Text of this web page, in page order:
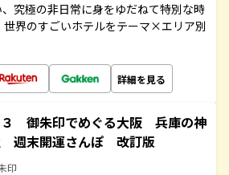
究極の非日常に身をゆだねて特別な時
世界のすごいホテルをテーマ×エリア別
詳細を見る
３ 御朱印でめぐる大阪 兵庫の神
週末開運さんぽ 改訂版
印